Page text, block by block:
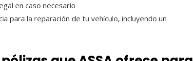
en caso necesario
para la reparación de tu vehículo, incluyendo un